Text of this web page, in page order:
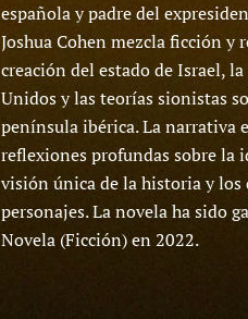
española y padre del
Joshua Cohen mezcla ficción y
creación del estado de Israel,
Unidos y las teorías sionistas
península ibérica. La narrativa
reflexiones profundas sobre la
visión única de la historia y
personajes. La novela ha sido
Novela (Ficción) en 2022.